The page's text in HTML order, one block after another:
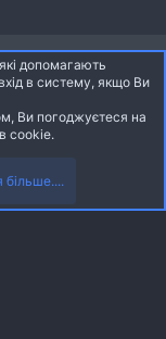
Ltd.
Ltd. | dev: Pages
допомагають
в систему, якщо Ви
Ви погоджуєтеся на
cookie.
більше....